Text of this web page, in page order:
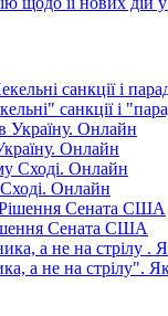
санкції і
Онлайн
Онлайн
Сената США
а не на стрілу". Як